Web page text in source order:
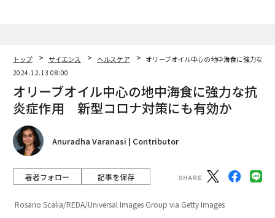
トップ サイエンス ヘルスケア
オリーブオイル中心の地中海食に強力な
2024.12.13 08:00
オリーブオイル中心の地中海食に強力な抗
炎症作用 新型コロナ対策にも有効か
Anuradha Varanasi | Contributor
著者フォロー 記事を保存
Rosario Scalia/REDA/Universal Images Group via Getty Images